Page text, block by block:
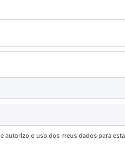
e autorizo o uso dos meus dados para